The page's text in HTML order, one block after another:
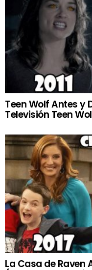
Teen Wolf Antes y
Televisión Teen
La Casa de Raven